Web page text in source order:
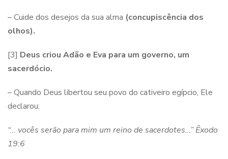
– Cuide dos desejos da sua alma (concupiscência dos
olhos).
[3] Deus criou Adão e Eva para um governo, um
sacerdócio.
– Quando Deus libertou seu povo do cativeiro egípcio, Ele
declarou:
“… vocês serão para mim um reino de sacerdotes…”Êxodo
19:6